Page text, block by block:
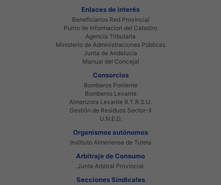
Enlaces de interés
Beneficiarios Red Provincial
Punto de Informacion del Catastro
Agencia Tributaria
Ministerio de Administraciones Públicas
Junta de Andalucia
Manual del Concejal
Consorcios
Bomberos Poniente
Bomberos Levante
Almanzora Levante R.T.R.S.U.
Gestión de Residuos Sector-II
U.N.E.D.
Organismos autónomos
Instituto Almeriense de Tutela
Arbitraje de Consumo
Junta Arbitral Provincial
Secciones Sindicales